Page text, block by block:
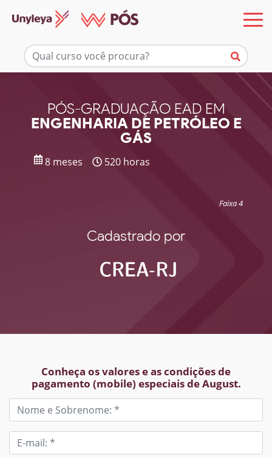
PÓS-GRADUAÇÃO EAD EM
ENGENHARIA DE PETRÓLEO E
GÁS
8 meses 520 horas
Faixa 4
Cadastrado por
Conheça os valores e as condições de
pagamento (mobile) especiais de August.
Mais informações